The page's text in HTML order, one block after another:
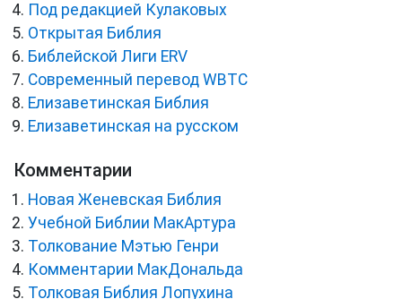
Под редакцией Кулаковых
Открытая Библия
Библейской Лиги ERV
Cовременный перевод WBTC
Елизаветинская Библия
Елизаветинская на русском
Комментарии
Новая Женевская Библия
Учебной Библии МакАртура
Толкование Мэтью Генри
Комментарии МакДональда
Толковая Библия Лопухина